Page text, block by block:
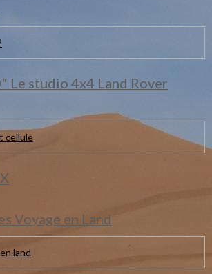
Le studio 4x4 Land Rover
cellule
Voyage en Land
land